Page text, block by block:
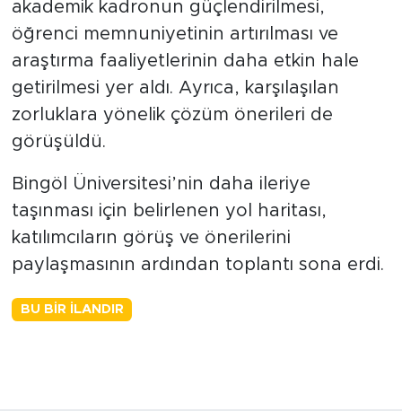
akademik kadronun güçlendirilmesi,
öğrenci memnuniyetinin artırılması ve
araştırma faaliyetlerinin daha etkin hale
getirilmesi yer aldı. Ayrıca, karşılaşılan
zorluklara yönelik çözüm önerileri de
görüşüldü.
Bingöl Üniversitesi’nin daha ileriye
taşınması için belirlenen yol haritası,
katılımcıların görüş ve önerilerini
paylaşmasının ardından toplantı sona erdi.
BU BIR İLANDIR